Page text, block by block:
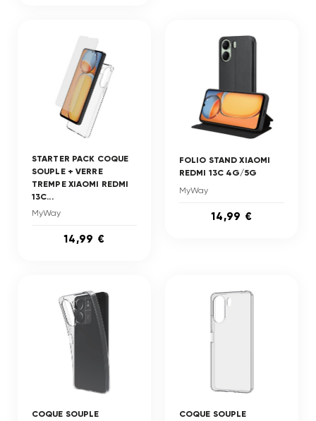
STARTER PACK COQUE
SOUPLE + VERRE
TREMPE XIAOMI REDMI
13C...
MyWay
14,99 €
FOLIO STAND XIAOMI
REDMI 13C 4G/5G
MyWay
14,99 €
COQUE SOUPLE
COQUE SOUPLE